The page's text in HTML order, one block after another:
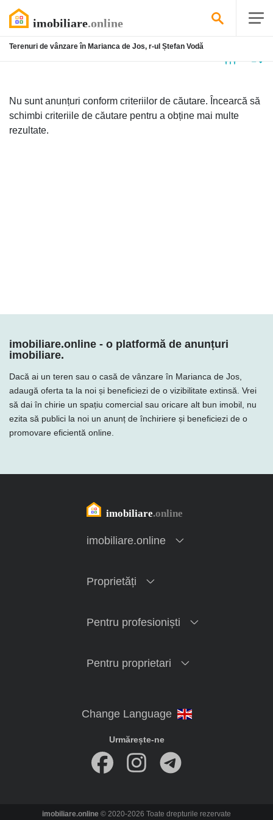
Terenuri de vânzare în Marianca de Jos, r-ul Ștefan Vodă
Nu sunt anunțuri conform criteriilor de căutare. Încearcă să
schimbi criteriile de căutare pentru a obține mai multe
rezultate.
imobiliare.online - o platformă de anunțuri
imobiliare.
Dacă ai un teren sau o casă de vânzare în Marianca de Jos,
adaugă oferta ta la noi și beneficiezi de o vizibilitate extinsă. Vrei
să dai în chirie un spațiu comercial sau oricare alt bun imobil, nu
ezita să publici la noi un anunț de închiriere și beneficiezi de o
promovare eficientă online.
imobiliare.online
Proprietăți
Pentru profesioniști
Pentru proprietari
Urmărește-ne
imobiliare.online © 2020-2026 Toate drepturile rezervate